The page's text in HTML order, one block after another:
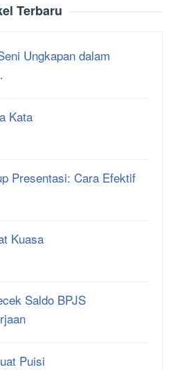
Terbaru
Ungkapan dalam
Kata
Presentasi: Cara Efektif
Kuasa
Saldo BPJS
Puisi